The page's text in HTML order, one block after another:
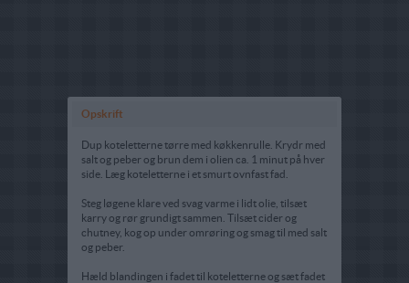
Opskrift
Dup koteletterne tørre med køkkenrulle. Krydr med
salt og peber og brun dem i olien ca. 1 minut på hver
side. Læg koteletterne i et smurt ovnfast fad.
Steg løgene klare ved svag varme i lidt olie, tilsæt
karry og rør grundigt sammen. Tilsæt cider og
chutney, kog op under omrøring og smag til med salt
og peber.
Hæld blandingen i fadet til koteletterne og sæt fadet